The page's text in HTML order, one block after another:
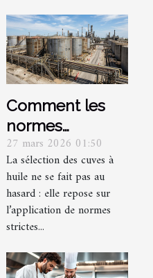
Comment les
normes
affectent-elles la
sélection des
cuves à huile ?
27 mars 2026 01:50
La sélection des cuves à
huile ne se fait pas au
hasard : elle repose sur
l’application de normes
strictes...